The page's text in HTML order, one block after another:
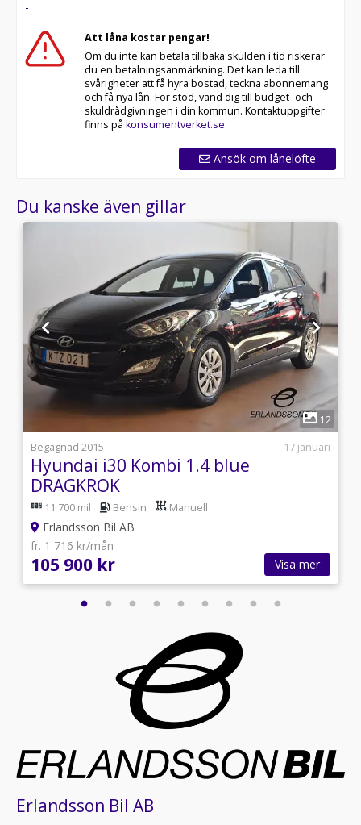
-
Att låna kostar pengar!
Om du inte kan betala tillbaka skulden i tid riskerar
du en betalningsanmärkning. Det kan leda till
svårigheter att få hyra bostad, teckna abonnemang
och få nya lån. För stöd, vänd dig till budget- och
skuldrådgivningen i din kommun. Kontaktuppgifter
finns på konsumentverket.se.
Ansök om lånelöfte
Du kanske även gillar
1
12
Begagnad 2015
17 januari
Hyundai i30 Kombi 1.4 blue
DRAGKROK
11 700 mil Bensin Manuell
Erlandsson Bil AB
fr. 1 716 kr/mån
105 900 kr Visa mer
Erlandsson Bil AB